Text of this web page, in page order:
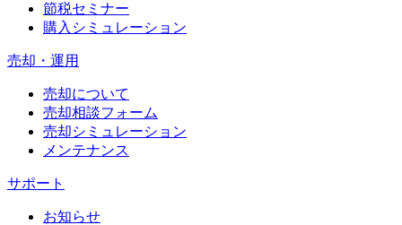
節税セミナー
購入シミュレーション
売却・運用
売却について
売却相談フォーム
売却シミュレーション
メンテナンス
サポート
お知らせ